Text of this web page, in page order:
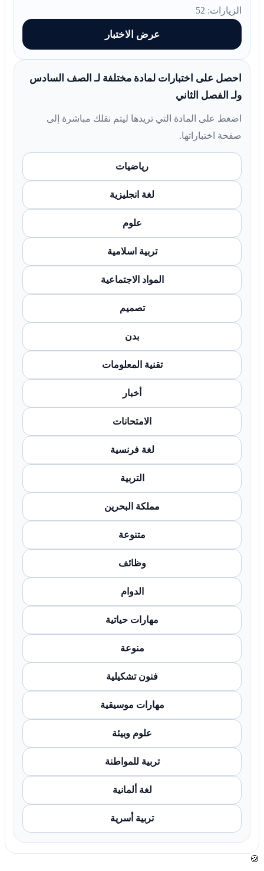
الزيارات: 52
عرض الاختبار
احصل على اختبارات لمادة مختلفة لـ الصف السادس
ولـ الفصل الثاني
اضغط على المادة التي تريدها ليتم نقلك مباشرة إلى
صفحة اختباراتها.
رياضيات
لغة انجليزية
علوم
تربية اسلامية
المواد الاجتماعية
تصميم
بدن
تقنية المعلومات
أخبار
الامتحانات
لغة فرنسية
التربية
مملكة البحرين
متنوعة
وظائف
الدوام
مهارات حياتية
منوعة
فنون تشكيلية
مهارات موسيقية
علوم وبيئة
تربية للمواطنة
لغة ألمانية
تربية أسرية
🍪